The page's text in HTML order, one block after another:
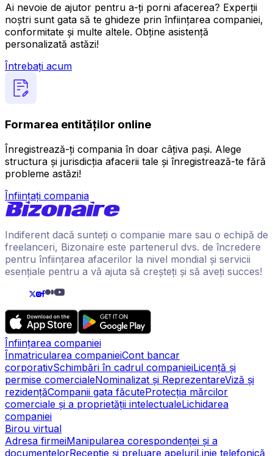
Ai nevoie de ajutor pentru a-ți porni afacerea? Experții
noștri sunt gata să te ghideze prin înființarea companiei,
conformitate și multe altele. Obține asistență
personalizată astăzi!
Întrebați acum
Formarea entităților online
Înregistrează-ți compania în doar câțiva pași. Alege
structura și jurisdicția afacerii tale și înregistrează-te fără
probleme astăzi!
Înființați compania
Indiferent dacă sunteți o companie mare sau o echipă de
freelanceri, Bizonaire este partenerul dvs. de încredere
pentru înființarea afacerilor la nivel mondial și servicii
esențiale pentru a vă ajuta să creșteți și să aveți succes!
Înființarea companiei
Înmatricularea companieiCont bancar
corporativSchimbări în cadrul companieiLicență și
permise comercialeNominalizat și ReprezentareViză și
rezidențăCompanii gata făcuteProtecția mărcilor
comerciale și a proprietății intelectualeLichidarea
companiei
Birou virtual
Adresa firmeiManipularea corespondenței și a
documentelorRecepție și preluare apeluriLinie telefonică